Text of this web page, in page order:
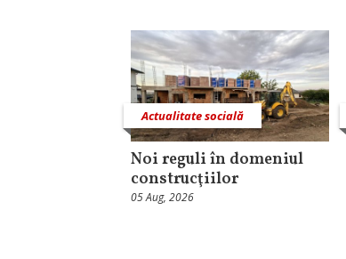
Actualitate socială
Noi reguli în domeniul
construcţiilor
05 Aug, 2026